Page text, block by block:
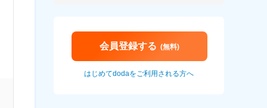
会員登録する (無料)
はじめてdodaをご利用される方へ